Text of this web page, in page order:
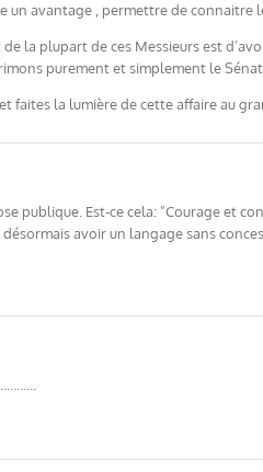
avantage , permettre de connaitre
la plupart de ces Messieurs est
purement et simplement le
faites la lumière de cette affaire au
publique. Est-ce cela: "Courage et
avoir un langage sans